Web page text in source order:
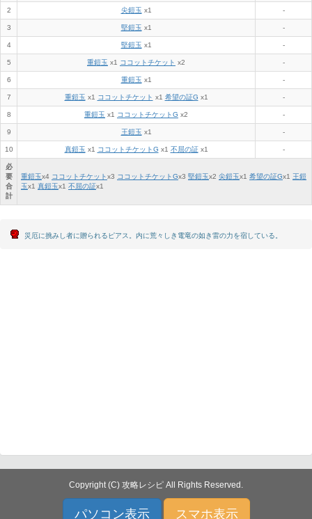
2 尖鎧玉 x1 -
3 堅鎧玉 x1 -
4 堅鎧玉 x1 -
5 重鎧玉 x1 ココットチケット x2 -
6 重鎧玉 x1 -
7 重鎧玉 x1 ココットチケット x1 希望の証G x1 -
8 重鎧玉 x1 ココットチケットG x2 -
9 王鎧玉 x1 -
10 真鎧玉 x1 ココットチケットG x1 不屈の証x1 -
必
要
合
計
重鎧玉x4 ココットチケットx3 ココットチケットGx3 堅鎧玉x2 尖鎧玉x1 希望の証Gx1 王鎧
玉x1 真鎧玉x1 不屈の証x1
災厄に挑みし者に贈られるピアス。内に荒々しき電竜の如き雷の力を宿している。
Copyright (C) 攻略レシピ All Rights Reserved.
パソコン表示 スマホ表示